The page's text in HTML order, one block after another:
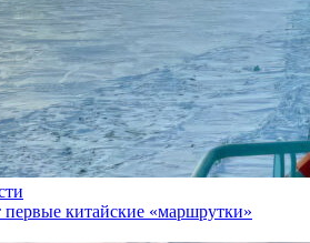
китайские «маршрутки»